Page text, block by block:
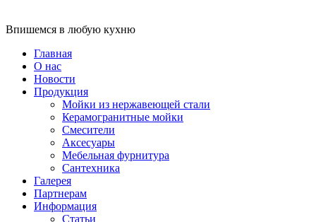
Впишемся в любую кухню
Главная
О нас
Новости
Продукция
Мойки из нержавеющей стали
Керамогранитные мойки
Смесители
Аксесуары
Мебельная фурнитура
Сантехника
Галерея
Партнерам
Информация
Статьи